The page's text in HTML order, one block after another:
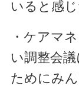
いると感じ
・ケアマ
い調整会
ためにみ